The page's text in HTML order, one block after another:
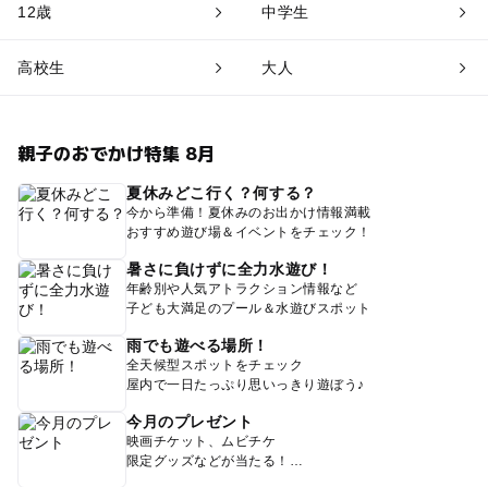
12歳 中学生
高校生 大人
親子のおでかけ特集 8月
夏休みどこ行く？何する？
今から準備！夏休みのお出かけ情報満載
おすすめ遊び場＆イベントをチェック！
暑さに負けずに全力水遊び！
年齢別や人気アトラクション情報など
子ども大満足のプール＆水遊びスポット
雨でも遊べる場所！
全天候型スポットをチェック
屋内で一日たっぷり思いっきり遊ぼう♪
今月のプレゼント
映画チケット、ムビチケ
限定グッズなどが当たる！